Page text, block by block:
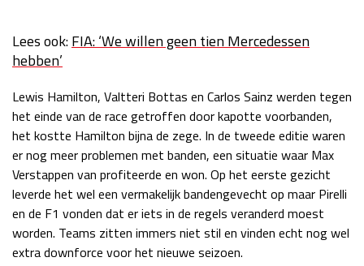
Kwalificatie
za 19:00 - 20:00
Race
zo 17:00 - 19:00
Lees ook:FIA: ‘We willen geen tien Mercedessen
hebben’
Lewis Hamilton, Valtteri Bottas en Carlos Sainz werden tegen
het einde van de race getroffen door kapotte voorbanden,
het kostte Hamilton bijna de zege. In de tweede editie waren
er nog meer problemen met banden, een situatie waar Max
Verstappen van profiteerde en won. Op het eerste gezicht
leverde het wel een vermakelijk bandengevecht op maar Pirelli
en de F1 vonden dat er iets in de regels veranderd moest
worden. Teams zitten immers niet stil en vinden echt nog wel
extra downforce voor het nieuwe seizoen.